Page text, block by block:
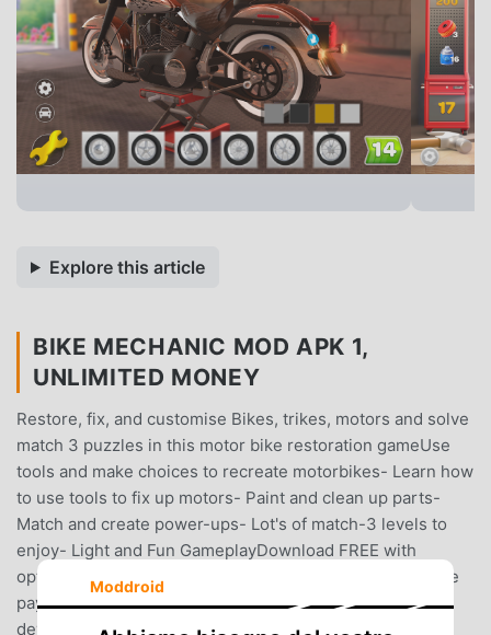
Explore this article
BIKE MECHANIC MOD APK 1,
UNLIMITED MONEY
Restore, fix, and customise Bikes, trikes, motors and solve
match 3 puzzles in this motor bike restoration gameUse
tools and make choices to recreate motorbikes- Learn how
to use tools to fix up motors- Paint and clean up parts-
Match and create power-ups- Lot's of match-3 levels to
enjoy- Light and Fun GameplayDownload FREE with
optional in-game items for purchase. You can turn off the
payment feature by disabling in-app purchases in your
device’s settings.
Moddroid